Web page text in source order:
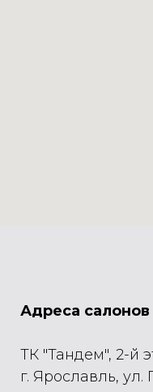
Адреса
ТК "Тандем", 2-й
г. Ярославль,